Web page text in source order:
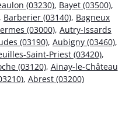
(03230), Bayet (03500),
, Barberier (03140), Bagneux
(03000), Autry-Issards
(03190), Aubigny (03460),
Saint-Priest (03420),
(03120), Ainay-le-Château
, Abrest (03200)